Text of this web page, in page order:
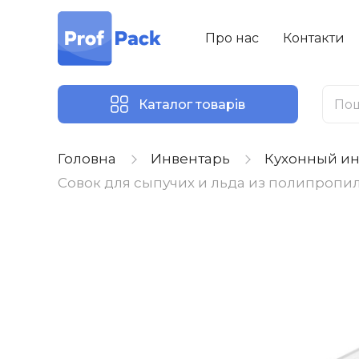
Про нас Контакти
Каталог товарів
Головна Инвентарь
Кухонный
Совок для сыпучих и льда из